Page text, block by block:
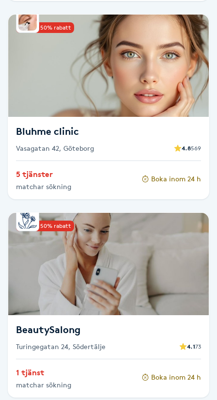
Extensions borttagning
Faceliftmassage
Fet hårbotten
Fettreducering
Fillers
Fotmassage
Fotvård
Fransar
Fransborttagning
Fransfärgning
Upp till 50% rabatt
Bluhme clinic
Vasagatan 42, Göteborg 4.8569
5 tjänster
matchar sökning
Boka inom 24 h
Upp till 50% rabatt
BeautySalong
Turingegatan 24, Södertälje 4.173
1 tjänst
matchar sökning
Boka inom 24 h